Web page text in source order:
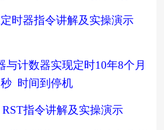
定时器指令讲解及实操演示
与计数器实现定时10年8个月
秒 时间到停机
指令讲解及实操演示